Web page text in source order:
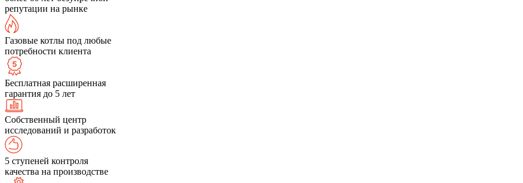
репутации на рынке
Газовые котлы под любые
потребности клиента
Бесплатная расширенная
гарантия до 5 лет
Собственный центр
исследований и разработок
5 ступеней контроля
качества на производстве